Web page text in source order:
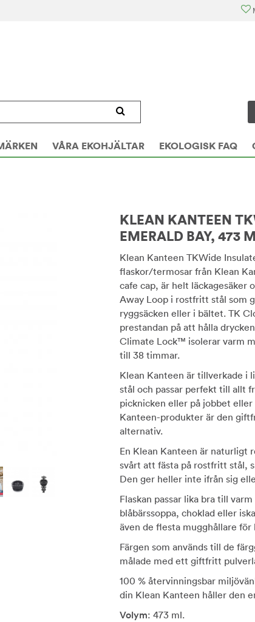
VÅRA EKOHJÄLTAR EKOLOGISK FAQ
KLEAN KANTEEN
EMERALD BAY, 473
Klean Kanteen TKWide
flaskor/termosar från Klean
cafe cap, är helt läckagesäker
Away Loop i rostfritt stål som
ryggsäcken eller i bältet. TK
prestandan på att hålla
Climate Lock™ isolerar varm
till 38 timmar.
Klean Kanteen är tillverkade i
stål och passar perfekt till allt
picknicken eller på jobbet eller
Kanteen-produkter är den
alternativ.
En Klean Kanteen är naturligt
svårt att fästa på rostfritt stål,
Den ger heller inte ifrån sig
Flaskan passar lika bra till
blåbärssoppa, choklad eller
även de flesta mugghållare för
Färgen som används till de
målade med ett giftfritt
100 % återvinningsbar
din Klean Kanteen håller den
Volym: 473 ml.